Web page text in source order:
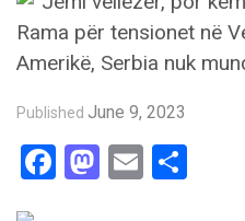
Published June 9, 2023
Facebook
Mastodon
Email